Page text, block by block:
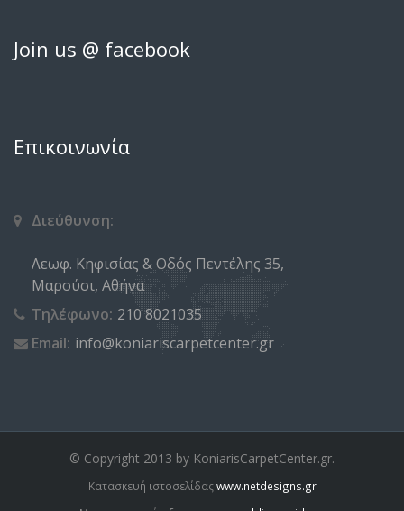
Join us @ facebook
Επικοινωνία
Διεύθυνση:
Λεωφ. Κηφισίας & Οδός Πεντέλης 35,
Μαρούσι, Αθήνα
Τηλέφωνο: 210 8021035
Email: info@koniariscarpetcenter.gr
© Copyright 2013 by KoniarisCarpetCenter.gr.
Κατασκευή ιστοσελίδαςwww.netdesigns.gr